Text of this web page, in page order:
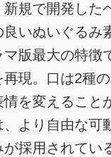
規で開発した
いぬいぐるみ
版最大の特徴
再現。口は2種
情を変えること
より自由な可
採用されてい